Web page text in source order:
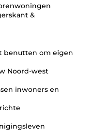
&
benutten om eigen
Noord-west
inwoners en